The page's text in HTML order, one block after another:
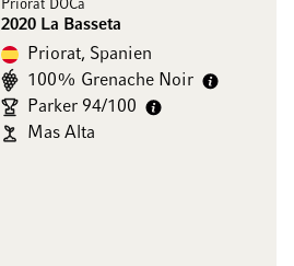
Priorat DOCa
2020 La Basseta
Priorat, Spanien
100% Grenache Noir
Parker 94/100
Mas Alta